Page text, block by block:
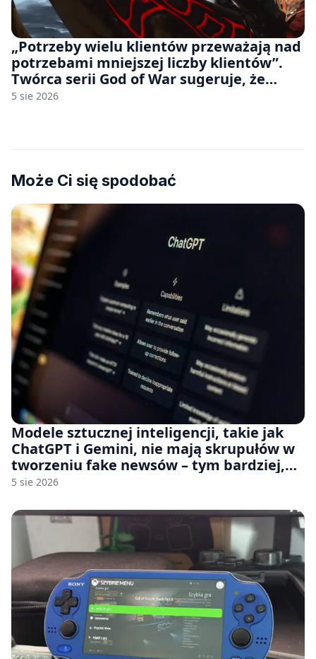
„Potrzeby wielu klientów przeważają nad
potrzebami mniejszej liczby klientów”.
Twórca serii God of War sugeruje, że
rozumie, dlaczego Sony rezygnuje z gier
5 sie 2026
Może Ci się spodobać
Modele sztucznej inteligencji, takie jak
ChatGPT i Gemini, nie mają skrupułów w
tworzeniu fake newsów – tym bardziej,
jeśli rozmawiasz z nimi po polsku
5 sie 2026